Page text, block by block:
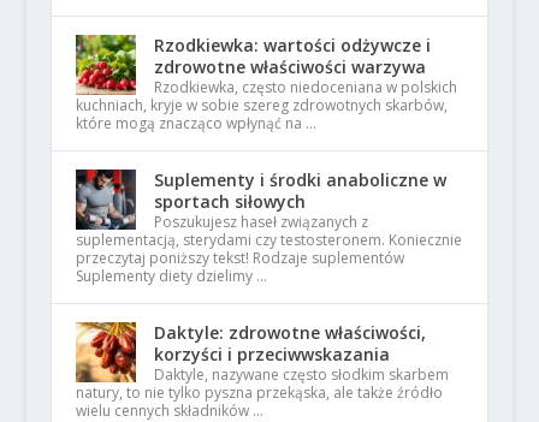
Rzodkiewka: wartości odżywcze i
zdrowotne właściwości warzywa
Rzodkiewka, często niedoceniana w polskich
kuchniach, kryje w sobie szereg zdrowotnych skarbów,
które mogą znacząco wpłynąć na …
Suplementy i środki anaboliczne w
sportach siłowych
Poszukujesz haseł związanych z
suplementacją, sterydami czy testosteronem. Koniecznie
przeczytaj poniższy tekst! Rodzaje suplementów
Suplementy diety dzielimy …
Daktyle: zdrowotne właściwości,
korzyści i przeciwwskazania
Daktyle, nazywane często słodkim skarbem
natury, to nie tylko pyszna przekąska, ale także źródło
wielu cennych składników …